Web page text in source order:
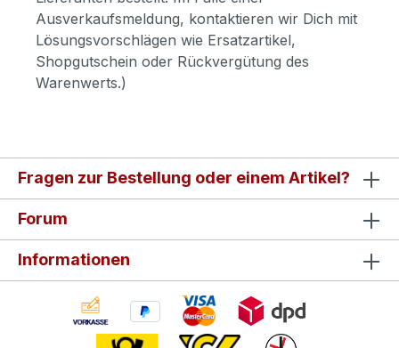
Ausverkaufsmeldung, kontaktieren wir Dich mit
Lösungsvorschlägen wie Ersatzartikel,
Shopgutschein oder Rückvergütung des
Warenwerts.)
Fragen zur Bestellung oder einem Artikel?
Forum
Informationen